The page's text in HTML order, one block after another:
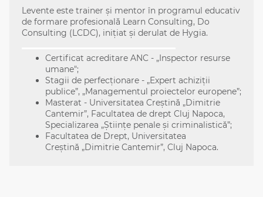
Levente este trainer și mentor în programul educativ
de formare profesională Learn Consulting, Do
Consulting (LCDC), inițiat și derulat de Hygia.
Certificat acreditare ANC - „Inspector resurse
umane";
Stagii de perfecționare - „Expert achiziții
publice”, „Managementul proiectelor europene”;
Masterat - Universitatea Creștină „Dimitrie
Cantemir”, Facultatea de drept Cluj Napoca,
Specializarea „Științe penale și criminalistică”;
Facultatea de Drept, Universitatea
Creștină „Dimitrie Cantemir”, Cluj Napoca.